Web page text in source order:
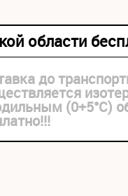
области
до
(0+5°С)